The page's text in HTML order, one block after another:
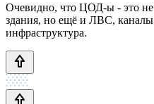
Очевидно, что ЦОД-ы - это не
здания, но ещё и ЛВС,
инфраструктура.